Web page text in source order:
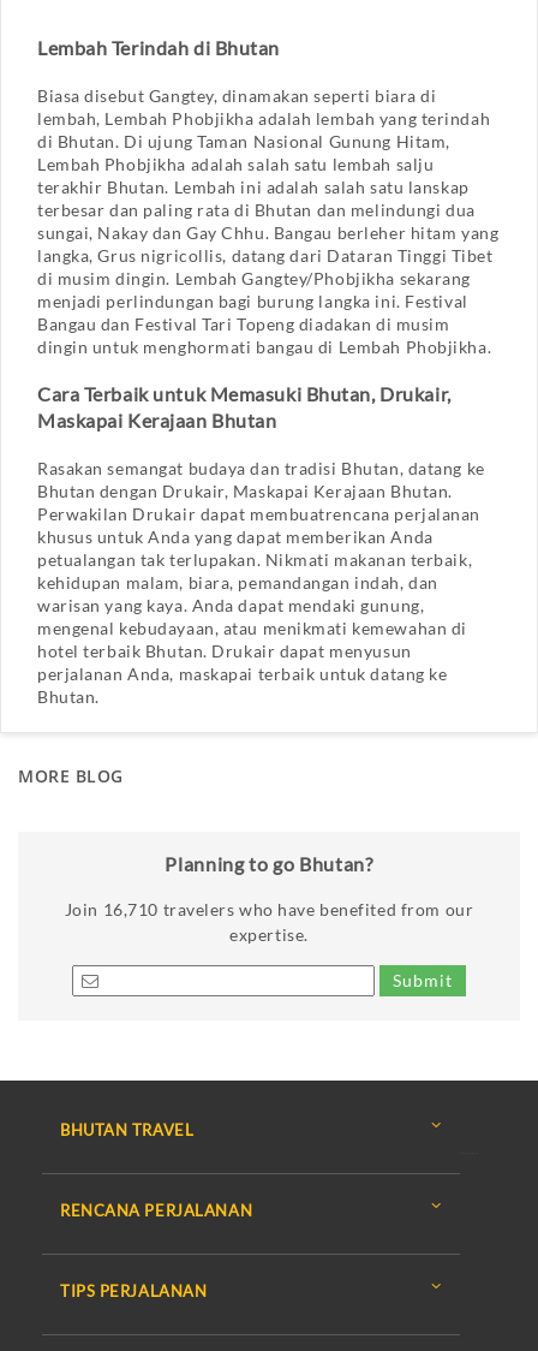
Lembah Terindah di Bhutan
Biasa disebut Gangtey, dinamakan seperti biara di
lembah, Lembah Phobjikha adalah lembah yang terindah
di Bhutan. Di ujung Taman Nasional Gunung Hitam,
Lembah Phobjikha adalah salah satu lembah salju
terakhir Bhutan. Lembah ini adalah salah satu lanskap
terbesar dan paling rata di Bhutan dan melindungi dua
sungai, Nakay dan Gay Chhu. Bangau berleher hitam yang
langka, Grus nigricollis, datang dari Dataran Tinggi Tibet
di musim dingin. Lembah Gangtey/Phobjikha sekarang
menjadi perlindungan bagi burung langka ini. Festival
Bangau dan Festival Tari Topeng diadakan di musim
dingin untuk menghormati bangau di Lembah Phobjikha.
Cara Terbaik untuk Memasuki Bhutan, Drukair,
Maskapai Kerajaan Bhutan
Rasakan semangat budaya dan tradisi Bhutan, datang ke
Bhutan dengan Drukair, Maskapai Kerajaan Bhutan.
Perwakilan Drukair dapat membuatrencana perjalanan
khusus untuk Anda yang dapat memberikan Anda
petualangan tak terlupakan. Nikmati makanan terbaik,
kehidupan malam, biara, pemandangan indah, dan
warisan yang kaya. Anda dapat mendaki gunung,
mengenal kebudayaan, atau menikmati kemewahan di
hotel terbaik Bhutan. Drukair dapat menyusun
perjalanan Anda, maskapai terbaik untuk datang ke
Bhutan.
MORE BLOG
Planning to go Bhutan?
Join 16,710 travelers who have benefited from our
expertise.
BHUTAN TRAVEL
RENCANA PERJALANAN
TIPS PERJALANAN